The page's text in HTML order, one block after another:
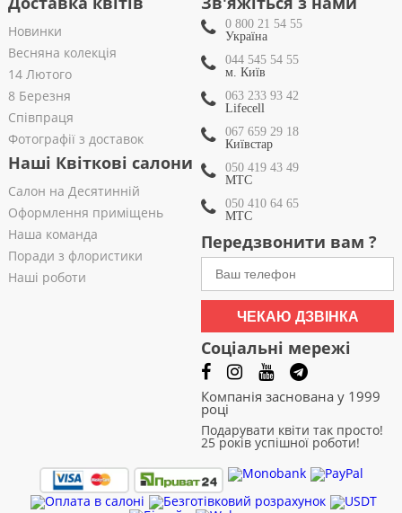
Новинки
Весняна колекція
14 Лютого
8 Березня
Співпраця
Фотографії з доставок
Наші Квіткові салони
Салон на Десятинній
Оформлення приміщень
Наша команда
Поради з флористики
Наші роботи
0 800 21 54 55
Україна
044 545 54 55
м. Київ
063 233 93 42
Lifecell
067 659 29 18
Київстар
050 419 43 49
МТС
050 410 64 65
МТС
Передзвонити вам ?
ЧЕКАЮ ДЗВІНКА
Соціальні мережі
Компанія заснована у 1999
році
Подарувати квіти так просто!
25 років успішної роботи!